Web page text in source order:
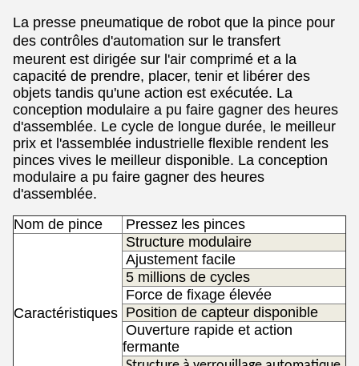
La presse pneumatique de robot que la pince pour
des contrôles d'automation sur le transfert
meurent est dirigée sur l'air comprimé et a la
capacité de prendre, placer, tenir et libérer des
objets tandis qu'une action est exécutée. La
conception modulaire a pu faire gagner des heures
d'assemblée. Le cycle de longue durée, le meilleur
prix et l'assemblée industrielle flexible rendent les
pinces vives le meilleur disponible. La conception
modulaire a pu faire gagner des heures
d'assemblée.
Nom de pince
Pressez les pinces
Caractéristiques
Structure modulaire
Ajustement facile
5 millions de cycles
Force de fixage élevée
Position de capteur disponible
Ouverture rapide et action
fermante